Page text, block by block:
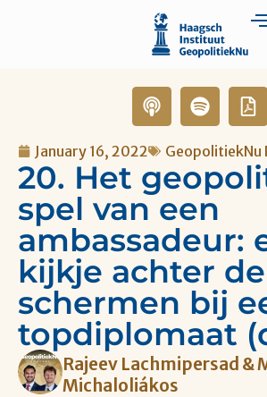
January 16, 2022 GeopolitiekNu
20. Het
spel van een
ambassadeur:
kijkje achter de
schermen bij
topdiplomaat
Rajeev Lachmipersad &
Michaloliákos